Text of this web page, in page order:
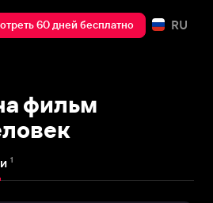
60 дней бесплатно RU
фильм
1